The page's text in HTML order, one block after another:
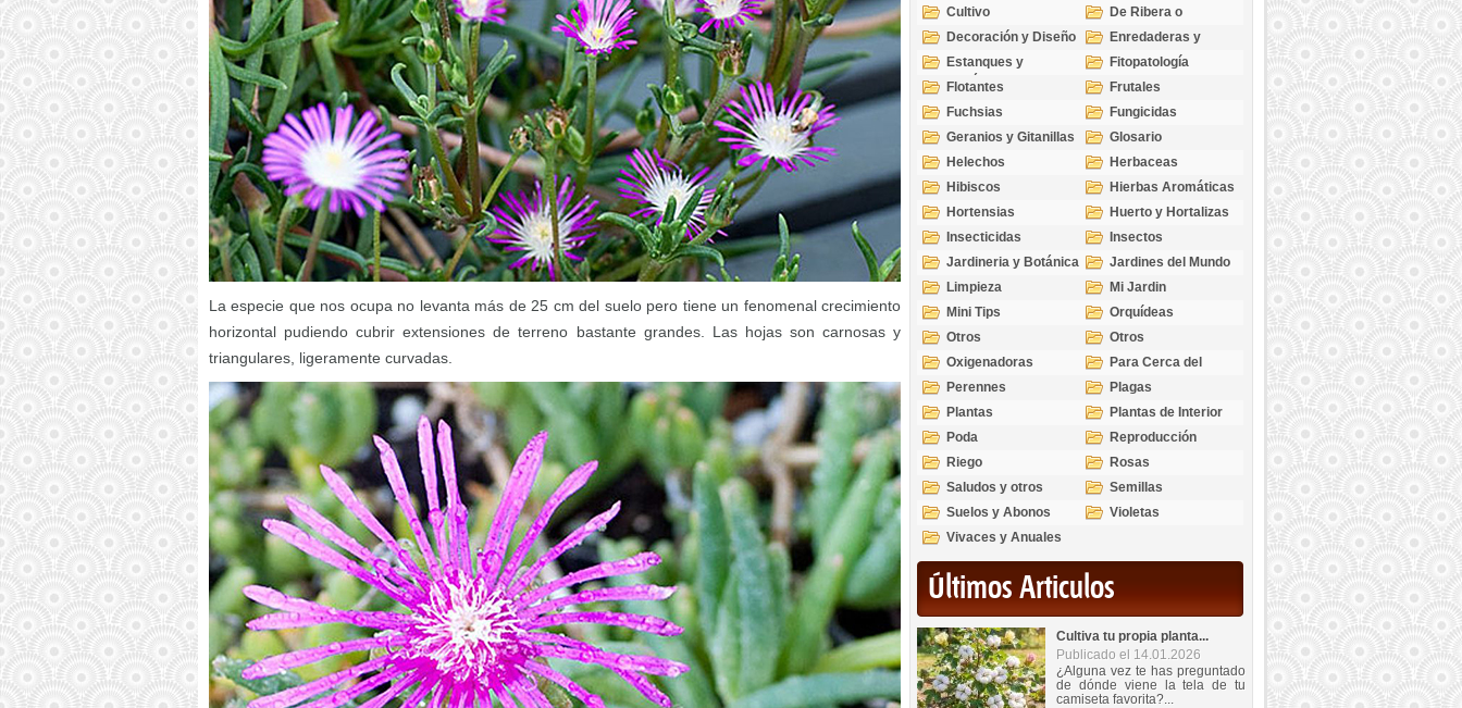
La especie que nos ocupa no levanta más de 25 cm del suelo pero tiene un fenomenal crecimiento
horizontal pudiendo cubrir extensiones de terreno bastante grandes. Las hojas son carnosas y
triangulares, ligeramente curvadas.
Cultivo
De Ribera o
Palustres
Decoración y Diseño
Enredaderas y
cubresuelos
Estanques y
Acuáticas
Fitopatología
Flotantes
Frutales
Fuchsias
Fungicidas
Geranios y Gitanillas
Glosario
Helechos
Herbaceas
Hibiscos
Hierbas Aromáticas
Hortensias
Huerto y Hortalizas
Insecticidas
Insectos
Jardineria y Botánica
Jardines del Mundo
Limpieza
Mi Jardin
Mini Tips
Orquídeas
Otros
Otros
Oxigenadoras
Para Cerca del
Estanque
Perennes
Plagas
Plantas
Plantas de Interior
Poda
Reproducción
Riego
Rosas
Saludos y otros
temas
Semillas
Suelos y Abonos
Violetas
Vivaces y Anuales
Últimos Articulos
Cultiva tu propia planta...
Publicado el 14.01.2026
¿Alguna vez te has preguntado
de dónde viene la tela de tu
camiseta favorita?...